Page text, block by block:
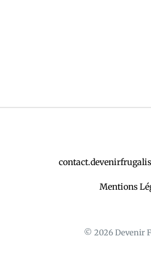
Mentions
© 2026 Devenir